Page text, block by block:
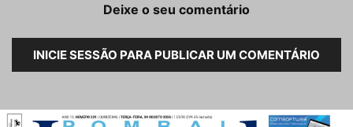
Deixe o seu comentário
INICIE SESSÃO PARA PUBLICAR UM COMENTÁRIO